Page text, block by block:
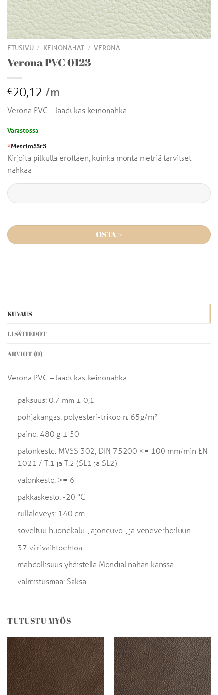
ETUSIVU / KEINONAHAT / VERONA
Verona PVC 0123
€20,12 /m
Verona PVC – laadukas keinonahka
Varastossa
*Metrimäärä
Kirjoita pilkulla erottaen, kuinka monta metriä tarvitset
nahkaa
OSTA >
KUVAUS
LISÄTIEDOT
ARVIOT (0)
Verona PVC – laadukas keinonahka
paksuus: 0,7 mm ± 0,1
pohjakangas: polyesteri-trikoo n. 65g/m²
paino: 480 g ± 50
palonkesto: MVSS 302, DIN 75200 <= 100 mm/min EN
1021 / T.1 ja T.2 (SL1 ja SL2)
valonkesto: >= 6
pakkaskesto: -20 °C
rullaleveys: 140 cm
soveltuu huonekalu-, ajoneuvo-, ja veneverhoiluun
37 värivaihtoehtoa
mahdollisuus yhdistellä Mondial nahan kanssa
valmistusmaa: Saksa
TUTUSTU MYÖS